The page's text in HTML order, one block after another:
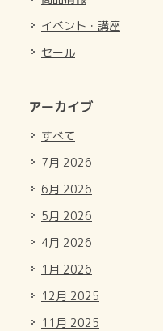
イベント・講座
セール
アーカイブ
すべて
7月 2026
6月 2026
5月 2026
4月 2026
1月 2026
12月 2025
11月 2025